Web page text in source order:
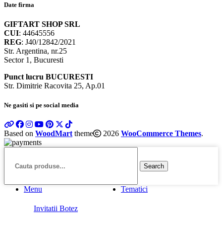
Date firma
GIFTART SHOP SRL
CUI: 44645556
REG: J40/12842/2021
Str. Argentina, nr.25
Sector 1, Bucuresti
Punct lucru BUCURESTI
Str. Dimitrie Racovita 25, Ap.01
Ne gasiti si pe social media
Based on WoodMart theme 2026 WooCommerce Themes.
Search
Menu Tematici
Invitatii Botez